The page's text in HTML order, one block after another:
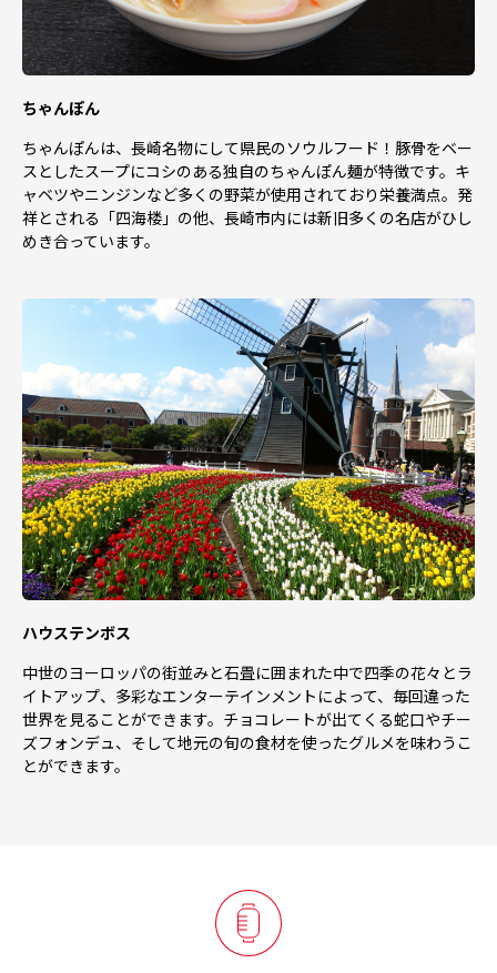
ちゃんぽん
ちゃんぽんは、長崎名物にして県民のソウルフード！豚骨をベー
スとしたスープにコシのある独自のちゃんぽん麺が特徴です。キ
ャベツやニンジンなど多くの野菜が使用されており栄養満点。発
祥とされる「四海楼」の他、長崎市内には新旧多くの名店がひし
めき合っています。
ハウステンボス
中世のヨーロッパの街並みと石畳に囲まれた中で四季の花々とラ
イトアップ、多彩なエンターテインメントによって、毎回違った
世界を見ることができます。チョコレートが出てくる蛇口やチー
ズフォンデュ、そして地元の旬の食材を使ったグルメを味わうこ
とができます。